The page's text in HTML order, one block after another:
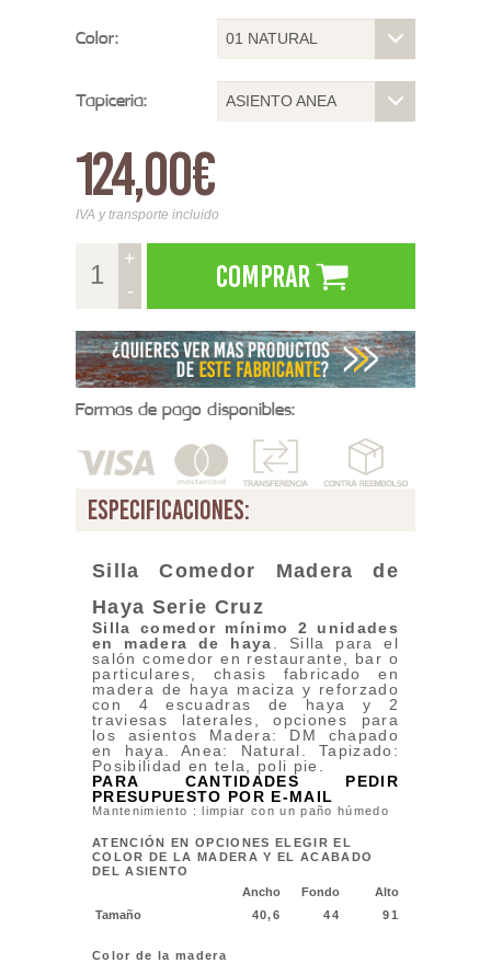
Color: 01 NATURAL
Tapiceria: ASIENTO ANEA
124,00€
IVA y transporte incluido
+
-
Comprar
Formas de pago disponibles:
especificaciones:
Silla Comedor Madera de
Haya Serie Cruz
Silla comedor mínimo 2 unidades
en madera de haya. Silla para el
salón comedor en restaurante, bar o
particulares, chasis fabricado en
madera de haya maciza y reforzado
con 4 escuadras de haya y 2
traviesas laterales, opciones para
los asientos Madera: DM chapado
en haya. Anea: Natural. Tapizado:
Posibilidad en tela, poli pie.
PARA CANTIDADES PEDIR
PRESUPUESTO POR E-MAIL
Mantenimiento : limpiar con un paño húmedo
ATENCIÓN EN OPCIONES ELEGIR EL
COLOR DE LA MADERA Y EL ACABADO
DEL ASIENTO
Ancho
Fondo
Alto
Tamaño
40,6 44 91
Color de la madera